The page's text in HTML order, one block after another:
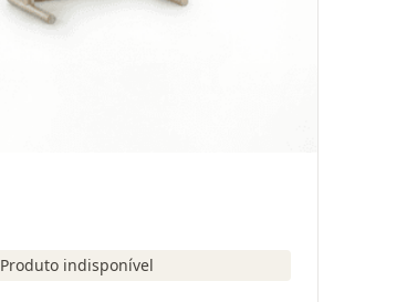
Produto indisponível